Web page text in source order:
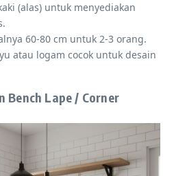
(alas) untuk menyediakan
60-80 cm untuk 2-3 orang.
atau logam cocok untuk desain
Bench Lape / Corner